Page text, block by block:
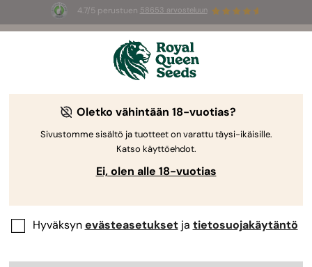
4.7/5 perustuen 58653 arvosteluun
-Rajoitettu erikoistarjous
3d 7h 24m 36s
Kannabiksen kasvatusopas Royal Queen Seedsiltä
Kasvatusopas Aihehaku
Oletko vähintään 18-vuotias?
Sivustomme sisältö ja tuotteet on varattu täysi-ikäisille.
Katso käyttöehdot.
Ei, olen alle 18-vuotias
Hyväksynevästeasetuksetja tietosuojakäytäntö